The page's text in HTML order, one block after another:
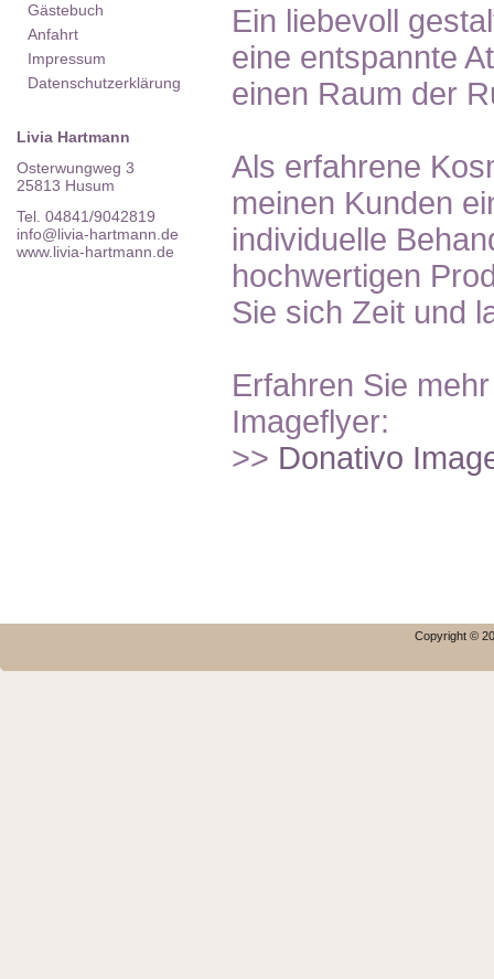
Gästebuch
Anfahrt
Impressum
Datenschutzerklärung
Livia Hartmann
Osterwungweg 3
25813 Husum
Tel. 04841/9042819
info@livia-hartmann.de
www.livia-hartmann.de
Ein liebevoll
eine entspannte
einen Raum der
Als erfahrene
meinen Kunden
individuelle
hochwertigen
Sie sich Zeit und
Erfahren Sie
Imageflyer:
>> Donativo
Copyright ©